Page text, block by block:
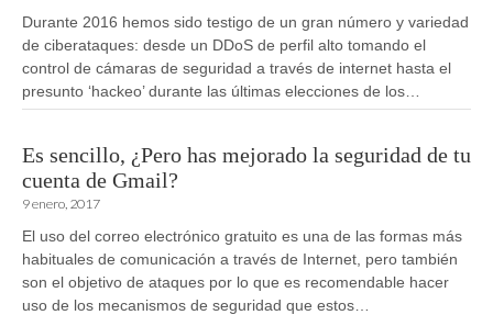
Durante 2016 hemos sido testigo de un gran número y variedad
de ciberataques: desde un DDoS de perfil alto tomando el
control de cámaras de seguridad a través de internet hasta el
presunto ‘hackeo’ durante las últimas elecciones de los…
Es sencillo, ¿Pero has mejorado la seguridad de tu
cuenta de Gmail?
9 enero, 2017
El uso del correo electrónico gratuito es una de las formas más
habituales de comunicación a través de Internet, pero también
son el objetivo de ataques por lo que es recomendable hacer
uso de los mecanismos de seguridad que estos…